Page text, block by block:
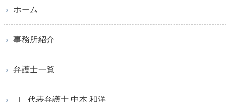
ホーム
事務所紹介
弁護士一覧
∟ 代表弁護士 中本 和洋